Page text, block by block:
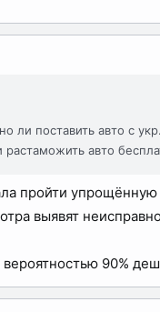
ли поставить авто с
авто
пройти
выявят
90%